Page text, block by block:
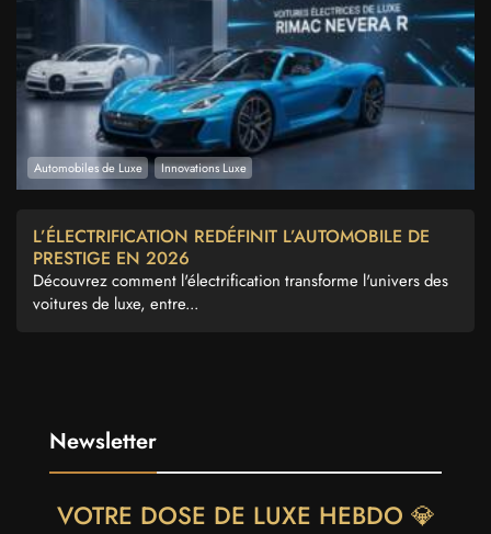
Automobiles de Luxe Innovations Luxe
L’ÉLECTRIFICATION REDÉFINIT L’AUTOMOBILE DE
PRESTIGE EN 2026
Découvrez comment l'électrification transforme l'univers des
voitures de luxe, entre...
Newsletter
VOTRE DOSE DE LUXE HEBDO 💎